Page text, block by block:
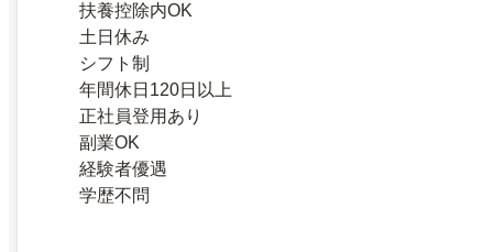
扶養控除内OK
土日休み
シフト制
年間休日120日以上
正社員登用あり
副業OK
経験者優遇
学歴不問